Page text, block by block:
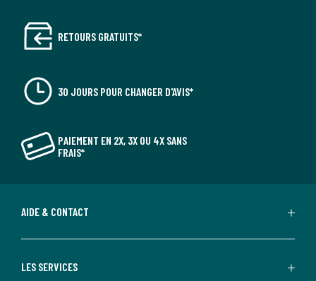
RETOURS GRATUITS*
30 JOURS POUR CHANGER D'AVIS*
PAIEMENT EN 2X, 3X OU 4X SANS
FRAIS*
AIDE & CONTACT
LES SERVICES